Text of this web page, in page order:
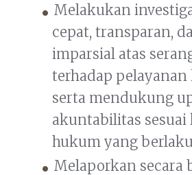
Melakukan
cepat, transparan,
imparsial atas
terhadap pelayanan
serta mendukung
akuntabilitas sesuai
hukum yang
Melaporkan secara